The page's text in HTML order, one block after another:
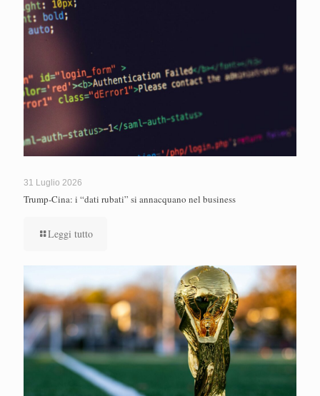
31 Luglio 2026
Trump-Cina: i “dati rubati” si annacquano nel business
Leggi tutto